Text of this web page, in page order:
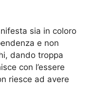
sia in coloro
e non
dando troppa
con l’essere
riesce ad avere